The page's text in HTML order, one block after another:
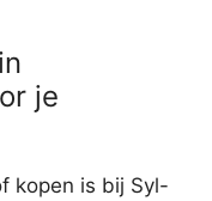
je
kopen is bij Syl-